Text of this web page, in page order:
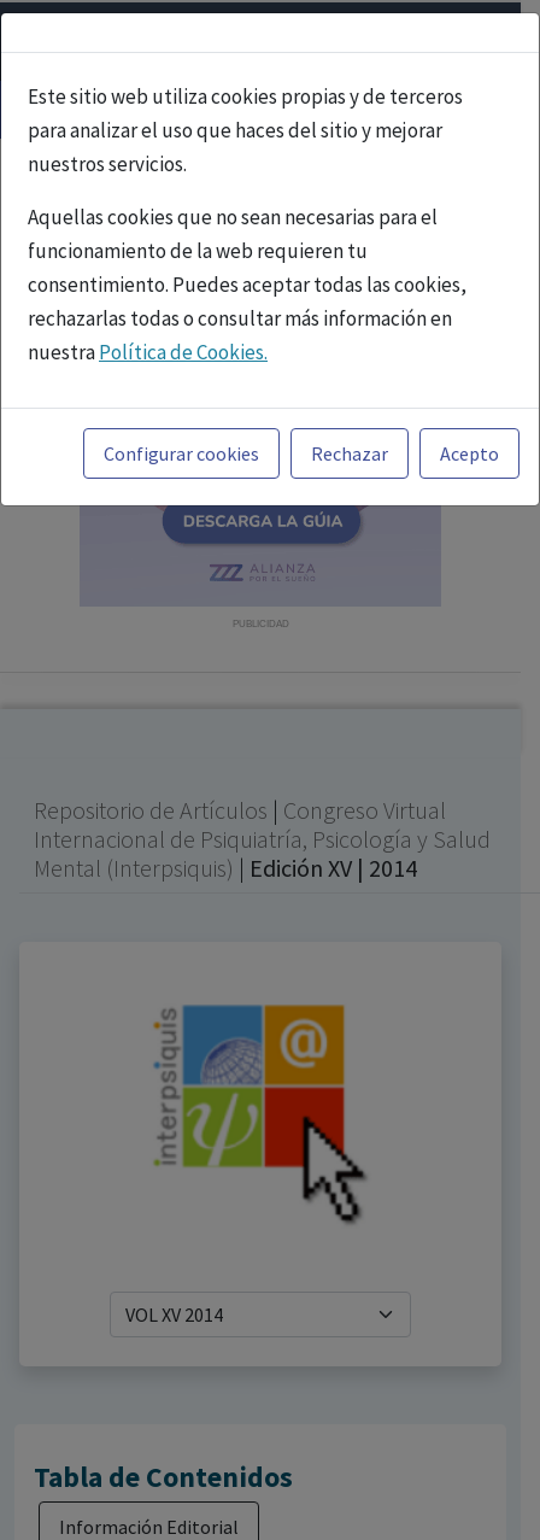
Este sitio web utiliza cookies propias y de terceros
para analizar el uso que haces del sitio y mejorar
nuestros servicios.
Aquellas cookies que no sean necesarias para el
funcionamiento de la web requieren tu
consentimiento. Puedes aceptar todas las cookies,
rechazarlas todas o consultar más información en
nuestraPolítica de Cookies.
Toda la información incluida en la Página Web está
referida a productos del mercado español y, por
tanto, dirigida a profesionales sanitarios legalmente
facultados para prescribir o dispensar medicamentos
con ejercicio profesional. La información técnica de los
fármacos se facilita a título meramente informativo,
Configurar cookies Rechazar Acepto
PUBLICIDAD
Repositorio de Artículos | Congreso Virtual
Internacional de Psiquiatría, Psicología y Salud
Mental (Interpsiquis) | Edición XV | 2014
Tabla de Contenidos
Información Editorial